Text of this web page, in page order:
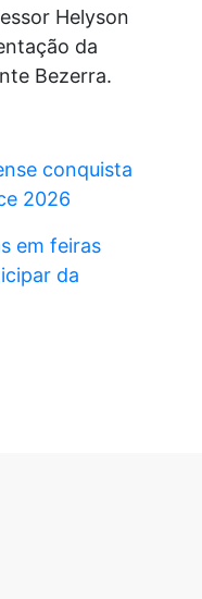
Helyson
da
Bezerra.
conquista
2026
em feiras
da